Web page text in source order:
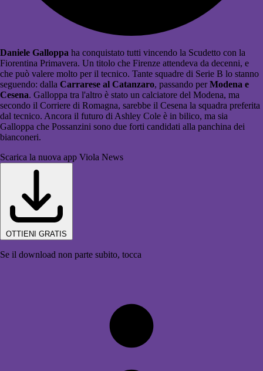
Daniele Galloppa ha conquistato tutti vincendo la Scudetto con la
Fiorentina Primavera. Un titolo che Firenze attendeva da decenni, e
che può valere molto per il tecnico. Tante squadre di Serie B lo stanno
seguendo: dalla Carrarese al Catanzaro, passando perModena e
Cesena. Galloppa tra l'altro è stato un calciatore del Modena, ma
secondo il Corriere di Romagna, sarebbe il Cesena la squadra preferita
dal tecnico. Ancora il futuro di Ashley Cole è in bilico, ma sia
Galloppa che Possanzini sono due forti candidati alla panchina dei
bianconeri.
Scarica la nuova app Viola News
OTTIENI GRATIS
Se il download non parte subito, tocca